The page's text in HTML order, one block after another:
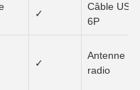
✓
Câble USB
6P
✓
Antenne
radio